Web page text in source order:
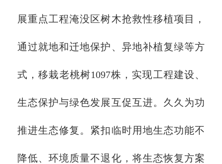
展重点工程淹没区树木抢救性移植项目，
通过就地和迁地保护、异地补植复绿等方
式，移栽老桃树1097株，实现工程建设、
生态保护与绿色发展互促互进。久久为功
推进生态修复。紧扣临时用地生态功能不
降低、环境质量不退化，将生态恢复方案